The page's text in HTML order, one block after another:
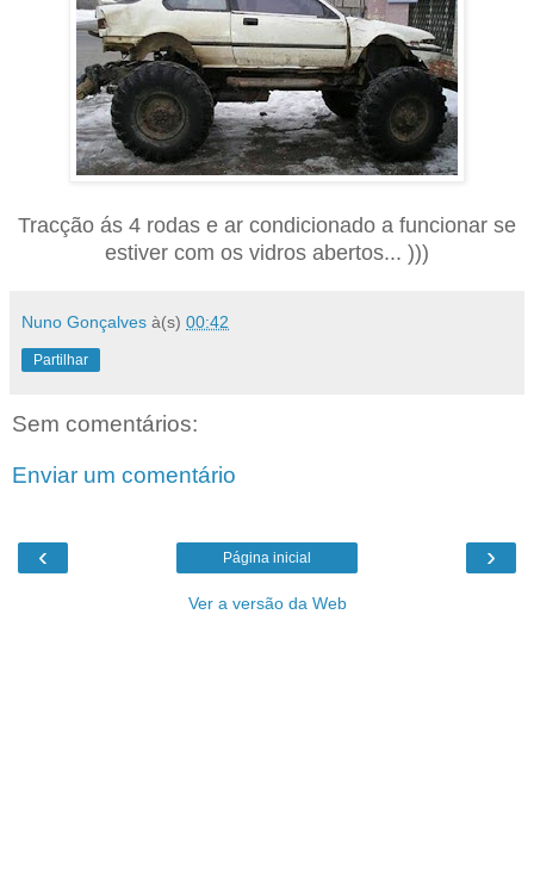
Tracção ás 4 rodas e ar condicionado a funcionar se
estiver com os vidros abertos... )))
Nuno Gonçalves à(s) 00:42
Partilhar
Sem comentários:
Enviar um comentário
‹ ›
Página inicial
Ver a versão da Web